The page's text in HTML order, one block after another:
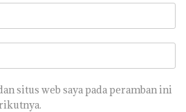
situs web saya pada peramban ini